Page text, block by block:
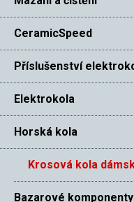
CeramicSpeed
Příslušenství
Elektrokola
Horská kola
Krosová kola
Bazarové